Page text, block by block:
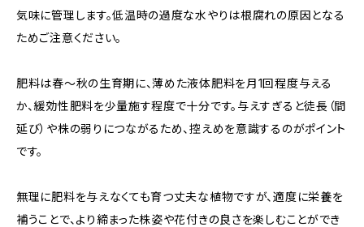
気味に管理します。低温時の過度な水やりは根腐れの原因となる
ためご注意ください。
肥料は春〜秋の生育期に、薄めた液体肥料を月1回程度与える
か、緩効性肥料を少量施す程度で十分です。与えすぎると徒長（間
延び）や株の弱りにつながるため、控えめを意識するのがポイント
です。
無理に肥料を与えなくても育つ丈夫な植物ですが、適度に栄養を
補うことで、より締まった株姿や花付きの良さを楽しむことができ